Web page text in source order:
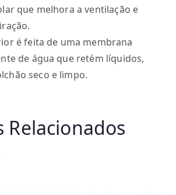
que melhora a ventilação e
é feita de uma membrana
de água que retém líquidos,
seco e limpo.
Relacionados